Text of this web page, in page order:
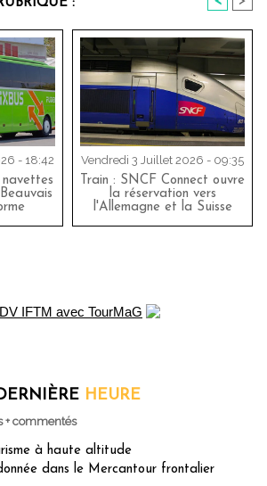
:
- 18:42
navettes
Vendredi 3 Juillet 2026 - 09:35
Train : SNCF Connect ouvre
la réservation vers
l'Allemagne et la Suisse
HEURE
+ commentés
à haute altitude
dans le Mercantour frontalier